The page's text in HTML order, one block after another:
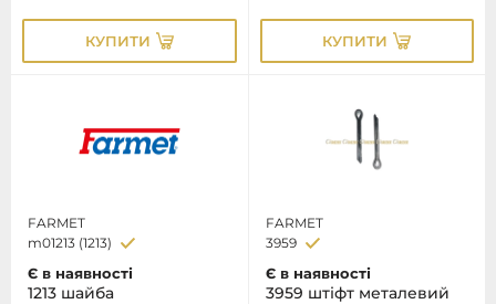
КУПИТИ КУПИТИ
FARMET
m01213 (1213)
Є в наявності
1213 шайба
FARMET
3959
Є в наявності
3959 штіфт металевий